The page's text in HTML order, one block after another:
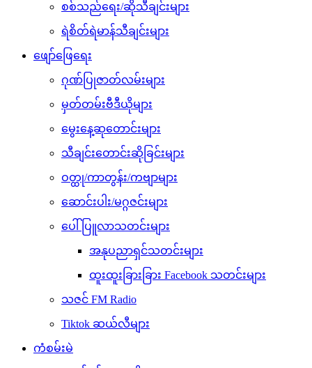
စစ်သည်ရေး/ဆိုသီချင်းများ
ရဲစိတ်ရဲမာန်သီချင်းများ
ဖျော်ဖြေရေး
ဂုဏ်ပြုဇာတ်လမ်းများ
မှတ်တမ်းဗီဒီယိုများ
မွေးနေ့ဆုတောင်းများ
သီချင်းတောင်းဆိုခြင်းများ
ဝတ္ထု/ကာတွန်း/ကဗျာများ
ဆောင်းပါး/မဂ္ဂဇင်းများ
ပေါ်ပြူလာသတင်းများ
အနုပညာရှင်သတင်းများ
ထူးထူးခြားခြား Facebook သတင်းများ
သဇင် FM Radio
Tiktok ဆယ်လီများ
ကံစမ်းမဲ